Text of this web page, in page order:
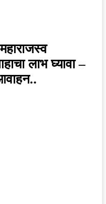
लाभ घ्यावा –